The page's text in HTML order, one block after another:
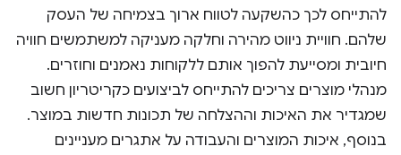
להתייחס לכך כהשקעה לטווח ארוך בצמיחה של העסק
שלהם. חוויית ניווט מהירה וחלקה מעניקה למשתמשים חוויה
חיובית ומסייעת להפוך אותם ללקוחות נאמנים וחוזרים.
מנהלי מוצרים צריכים להתייחס לביצועים כקריטריון חשוב
שמגדיר את האיכות וההצלחה של תכונות חדשות במוצר.
בנוסף, איכות המוצרים והעבודה על אתגרים מעניינים